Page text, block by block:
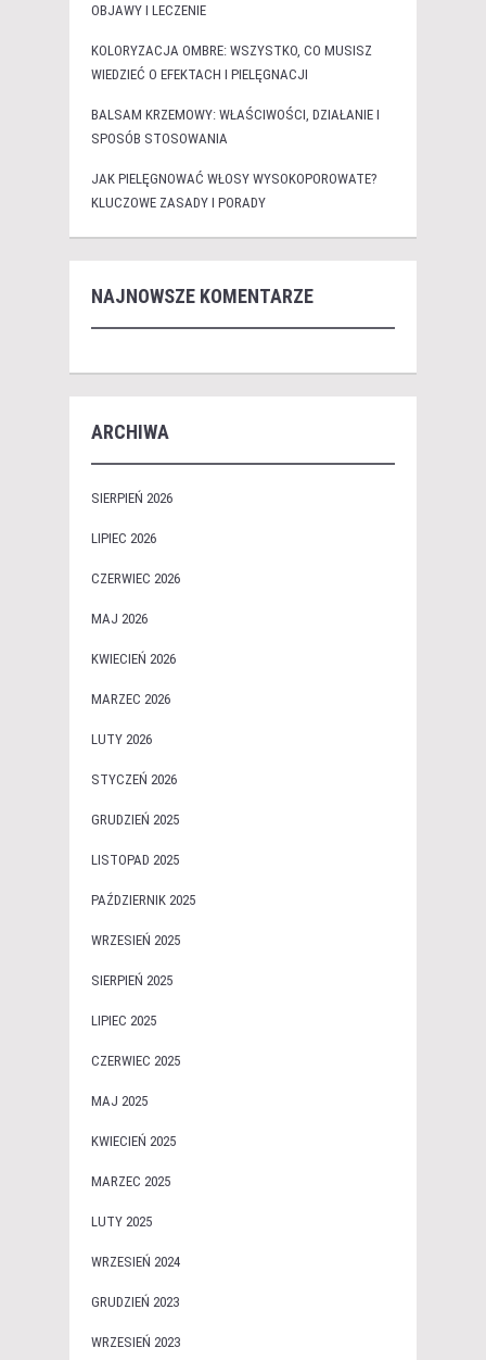
OBJAWY I LECZENIE
KOLORYZACJA OMBRE: WSZYSTKO, CO MUSISZ
WIEDZIEĆ O EFEKTACH I PIELĘGNACJI
BALSAM KRZEMOWY: WŁAŚCIWOŚCI, DZIAŁANIE I
SPOSÓB STOSOWANIA
JAK PIELĘGNOWAĆ WŁOSY WYSOKOPOROWATE?
KLUCZOWE ZASADY I PORADY
NAJNOWSZE KOMENTARZE
ARCHIWA
SIERPIEŃ 2026
LIPIEC 2026
CZERWIEC 2026
MAJ 2026
KWIECIEŃ 2026
MARZEC 2026
LUTY 2026
STYCZEŃ 2026
GRUDZIEŃ 2025
LISTOPAD 2025
PAŹDZIERNIK 2025
WRZESIEŃ 2025
SIERPIEŃ 2025
LIPIEC 2025
CZERWIEC 2025
MAJ 2025
KWIECIEŃ 2025
MARZEC 2025
LUTY 2025
WRZESIEŃ 2024
GRUDZIEŃ 2023
WRZESIEŃ 2023